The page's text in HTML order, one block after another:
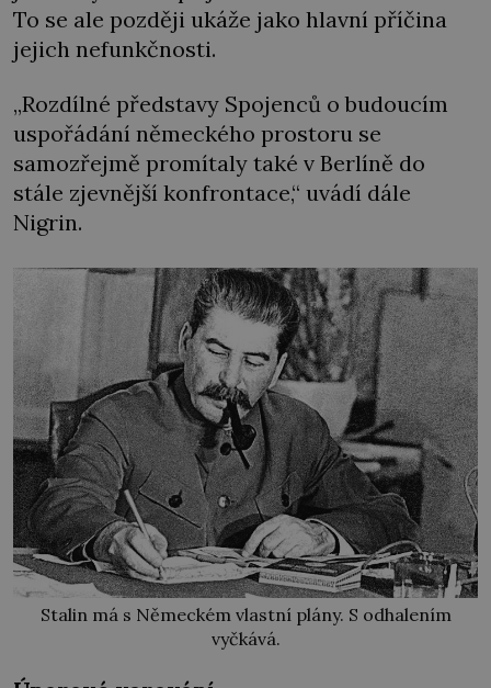
To se ale později ukáže jako hlavní příčina
jejich nefunkčnosti.
„Rozdílné představy Spojenců o budoucím
uspořádání německého prostoru se
samozřejmě promítaly také v Berlíně do
stále zjevnější konfrontace,“ uvádí dále
Nigrin.
Stalin má s Německém vlastní plány. S odhalením
vyčkává.